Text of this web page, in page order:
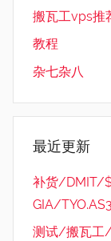
搬瓦工vps推
教程
杂七杂八
最近更新
补货/DMIT/
GIA/
测试/搬瓦工